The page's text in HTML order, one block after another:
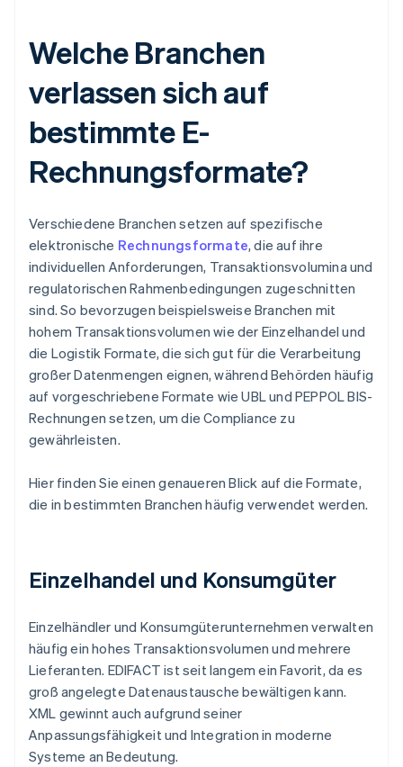
Welche Branchen
verlassen sich auf
bestimmte E-
Rechnungsformate?
Verschiedene Branchen setzen auf spezifische
elektronische Rechnungsformate, die auf ihre
individuellen Anforderungen, Transaktionsvolumina und
regulatorischen Rahmenbedingungen zugeschnitten
sind. So bevorzugen beispielsweise Branchen mit
hohem Transaktionsvolumen wie der Einzelhandel und
die Logistik Formate, die sich gut für die Verarbeitung
großer Datenmengen eignen, während Behörden häufig
auf vorgeschriebene Formate wie UBL und PEPPOL BIS-
Rechnungen setzen, um die Compliance zu
gewährleisten.
Hier finden Sie einen genaueren Blick auf die Formate,
die in bestimmten Branchen häufig verwendet werden.
Einzelhandel und Konsumgüter
Einzelhändler und Konsumgüterunternehmen verwalten
häufig ein hohes Transaktionsvolumen und mehrere
Lieferanten. EDIFACT ist seit langem ein Favorit, da es
groß angelegte Datenaustausche bewältigen kann.
XML gewinnt auch aufgrund seiner
Anpassungsfähigkeit und Integration in moderne
Systeme an Bedeutung.